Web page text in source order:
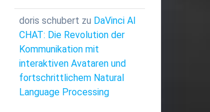
doris schubert zu DaVinci AI
CHAT: Die Revolution der
Kommunikation mit
interaktiven Avataren und
fortschrittlichem Natural
Language Processing